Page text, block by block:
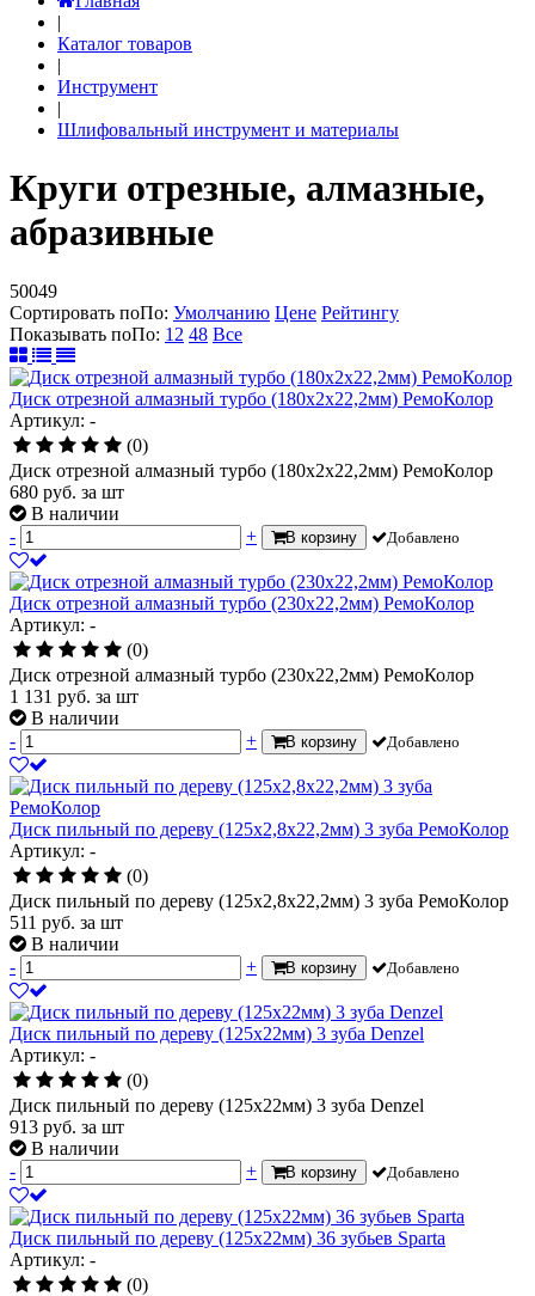
|
Каталог товаров
|
Инструмент
|
Шлифовальный инструмент и материалы
Круги отрезные, алмазные,
абразивные
50049
Сортировать поПо: Умолчанию Цене Рейтингу
Показывать поПо: 12 48 Все
Диск отрезной алмазный турбо (180х2х22,2мм) РемоКолор
Артикул: -
(0)
Диск отрезной алмазный турбо (180х2х22,2мм) РемоКолор
680 руб. за шт
В наличии
-
+ В корзину Добавлено
Диск отрезной алмазный турбо (230х22,2мм) РемоКолор
Артикул: -
(0)
Диск отрезной алмазный турбо (230х22,2мм) РемоКолор
1 131 руб. за шт
В наличии
-
+ В корзину Добавлено
Диск пильный по дереву (125х2,8х22,2мм) 3 зуба РемоКолор
Артикул: -
(0)
Диск пильный по дереву (125х2,8х22,2мм) 3 зуба РемоКолор
511 руб. за шт
В наличии
-
+ В корзину Добавлено
Диск пильный по дереву (125х22мм) 3 зуба Denzel
Артикул: -
(0)
Диск пильный по дереву (125х22мм) 3 зуба Denzel
913 руб. за шт
В наличии
-
+ В корзину Добавлено
Диск пильный по дереву (125х22мм) 36 зубьев Sparta
Артикул: -
(0)